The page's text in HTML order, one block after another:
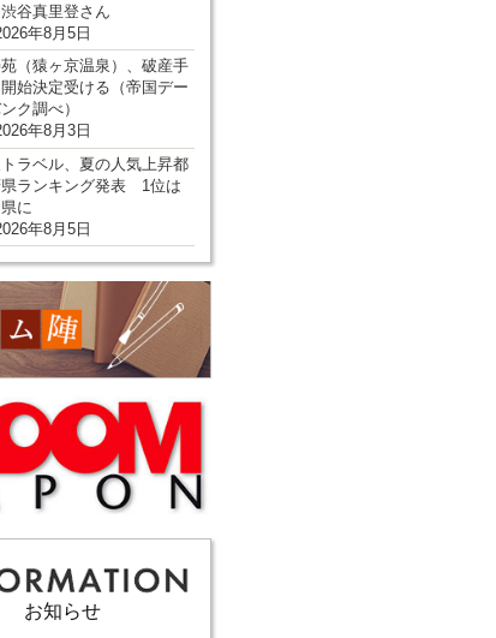
谷真里登さん
年8月5日
（猿ヶ京温泉）、破産手
始決定受ける（帝国デー
ク調べ）
年8月3日
ラベル、夏の人気上昇都
ランキング発表 1位は
に
年8月5日
お知らせ